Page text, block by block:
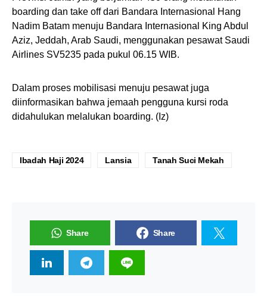
boarding dan take off dari Bandara Internasional Hang
Nadim Batam menuju Bandara Internasional King Abdul
Aziz, Jeddah, Arab Saudi, menggunakan pesawat Saudi
Airlines SV5235 pada pukul 06.15 WIB.
Dalam proses mobilisasi menuju pesawat juga
diinformasikan bahwa jemaah pengguna kursi roda
didahulukan melalukan boarding. (Iz)
Ibadah Haji 2024 Lansia Tanah Suci Mekah
Share Share